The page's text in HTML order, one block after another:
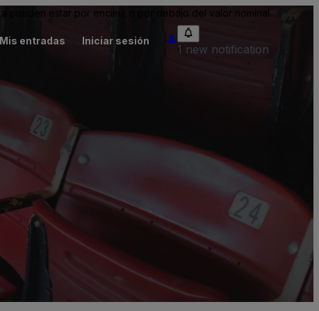
pueden estar por encima o por debajo del valor nominal.
Mis entradas Iniciar sesión
1 new notification